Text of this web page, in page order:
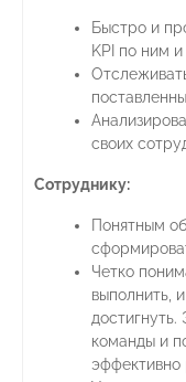
Быстро и
KPI по ним и
своих
Сотруднику:
Понятным
Четко
выполнить,
команды и
эффективно